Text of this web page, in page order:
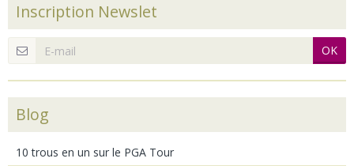
Inscription Newslet
OK
Blog
10 trous en un sur le PGA Tour